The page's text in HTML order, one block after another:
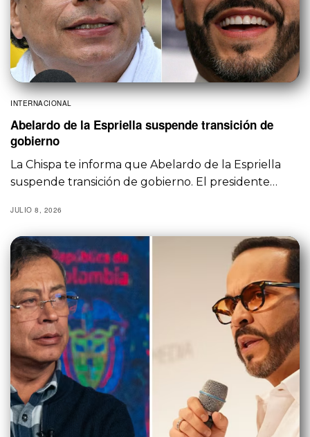
INTERNACIONAL
Abelardo de la Espriella suspende transición de
gobierno
La Chispa te informa que Abelardo de la Espriella
suspende transición de gobierno. El presidente…
JULIO 8, 2026